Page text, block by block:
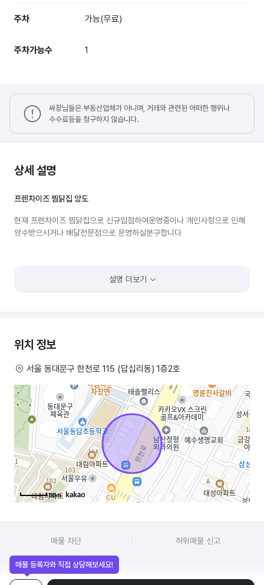
주차 가능(무료)
주차가능수 1
싸장님들은 부동산업체가 아니며, 거래와 관련된 어떠한 행위나
수수료등을 청구하지 않습니다.
상세 설명
프렌차이즈 찜닭집 양도
현재 프렌차이즈 찜닭집으로 신규입점하여운영중이나 개인사정으로 인해
양수받으시거나 배달전문점으로 운영하실분구합니다
설명 더보기
위치 정보
서울 동대문구 한천로 115 (답십리동) 1층2호
50m
매물 차단 허위매물 신고
매물 등록자와 직접 상담해보세요!